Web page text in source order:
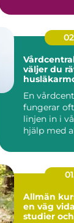
Vårdcentral
väljer du
En
fungerar
linjen in i
hjälp med
Allmän
en väg
studier